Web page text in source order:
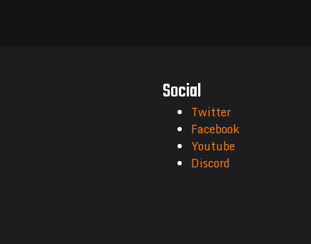
Social
Twitter
Facebook
Youtube
Discord